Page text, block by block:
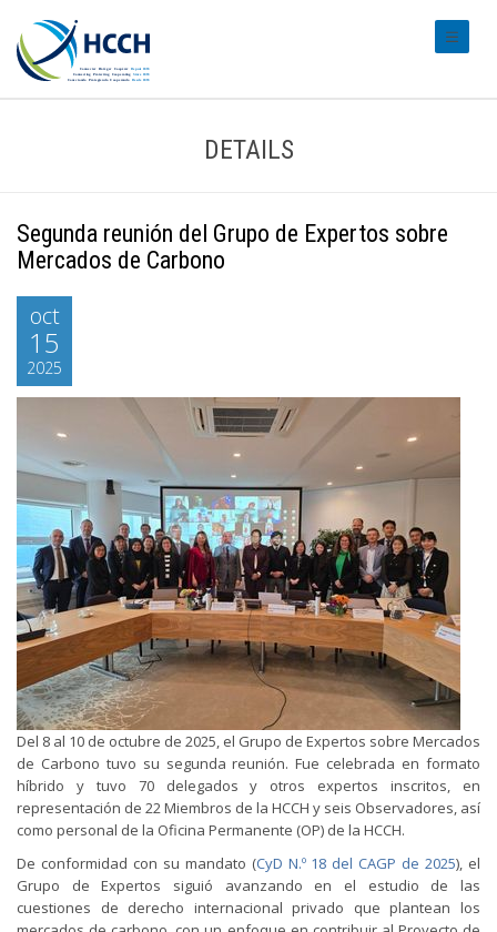
DETAILS
Segunda reunión del Grupo de Expertos sobre
Mercados de Carbono
oct
15
2025
Del 8 al 10 de octubre de 2025, el Grupo de Expertos sobre Mercados
de Carbono tuvo su segunda reunión. Fue celebrada en formato
híbrido y tuvo 70 delegados y otros expertos inscritos, en
representación de 22 Miembros de la HCCH y seis Observadores, así
como personal de la Oficina Permanente (OP) de la HCCH.
De conformidad con su mandato (CyD N.º 18 del CAGP de 2025), el
Grupo de Expertos siguió avanzando en el estudio de las
cuestiones de derecho internacional privado que plantean los